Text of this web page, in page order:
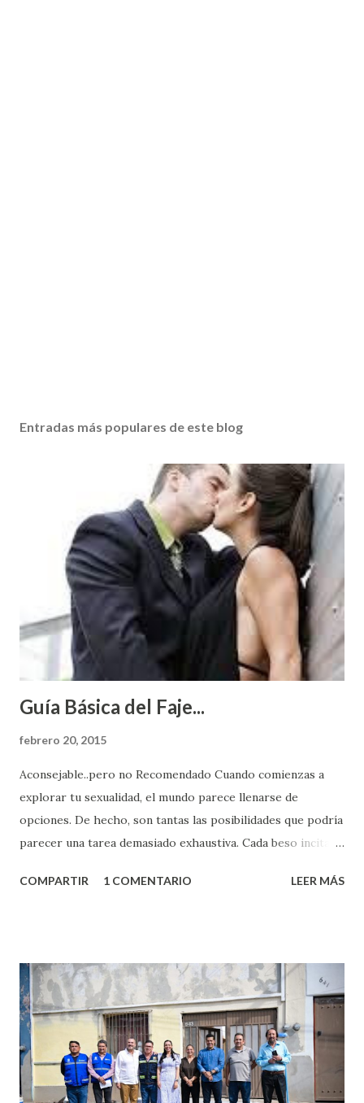
Entradas más populares de este blog
Guía Básica del Faje...
febrero 20, 2015
Aconsejable..pero no Recomendado Cuando comienzas a
explorar tu sexualidad, el mundo parece llenarse de
opciones. De hecho, son tantas las posibilidades que podría
parecer una tarea demasiado exhaustiva. Cada beso incita
partes de ti que jamás hubieras imaginado. El problema es
conoces ni la mitad de lo que deberías saber. Pero incluso
quienes ya han tenido relaciones sexuales no son expertos
o expertas en el tema. Siempre hay algo nuevo que
aprender y nuevas experiencias que conocer. Si eres una
chica y aún no has tenido relaciones sexuales, tal vez
pienses que el sexo será increíble y no puedas esperar para
COMPARTIR 1 COMENTARIO LEER MÁS